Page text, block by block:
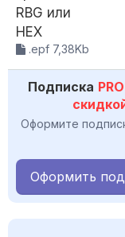
RBG или
HEX
.epf 7,38Kb
Подписка PRO
Оформите
Оформить